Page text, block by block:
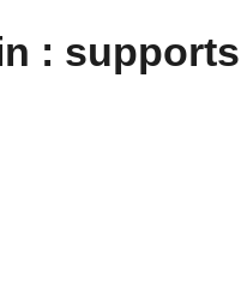
: supports